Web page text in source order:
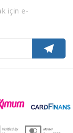
için e-